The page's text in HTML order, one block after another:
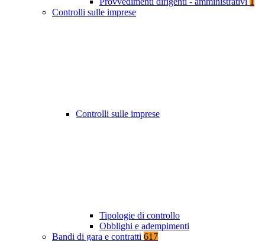
Controlli sulle imprese
Controlli sulle imprese
Tipologie di controllo
Obblighi e adempimenti
Bandi di gara e contratti 617